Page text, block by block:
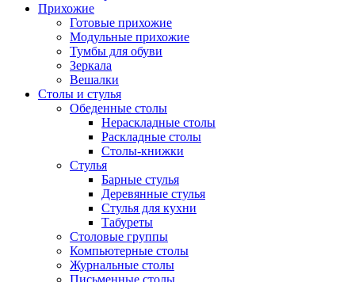
Прихожие
Готовые прихожие
Модульные прихожие
Тумбы для обуви
Зеркала
Вешалки
Столы и стулья
Обеденные столы
Нераскладные столы
Раскладные столы
Столы-книжки
Стулья
Барные стулья
Деревянные стулья
Стулья для кухни
Табуреты
Столовые группы
Компьютерные столы
Журнальные столы